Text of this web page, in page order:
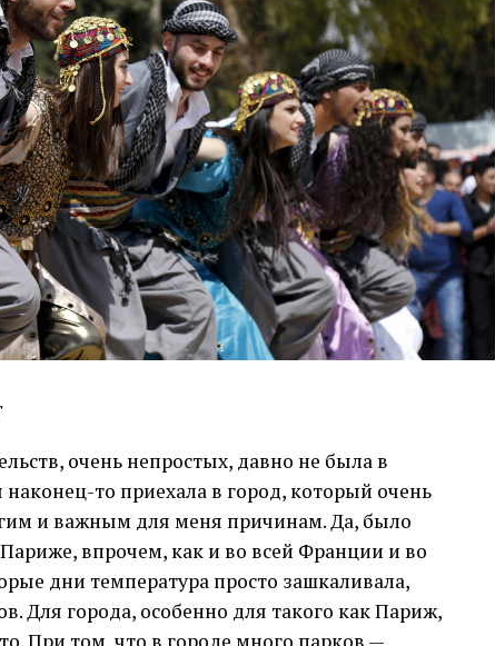
очень непростых, давно не была в
то приехала в город, который очень
и важным для меня причинам. Да, было
впрочем, как и во всей Франции и во
дни температура просто зашкаливала,
Для города, особенно для такого как Париж,